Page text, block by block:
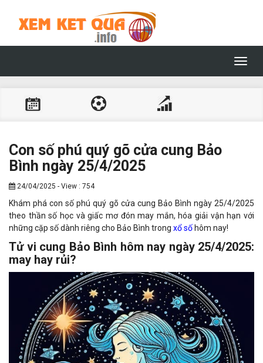
Con số phú quý gõ cửa cung Bảo
Bình ngày 25/4/2025
24/04/2025 - View : 754
Khám phá con số phú quý gõ cửa cung Bảo Bình ngày 25/4/2025
theo thần số học và giấc mơ đón may mắn, hóa giải vận hạn với
những cặp số dành riêng cho Bảo Bình trong xổ số hôm nay!
Tử vi cung Bảo Bình hôm nay ngày 25/4/2025:
may hay rủi?